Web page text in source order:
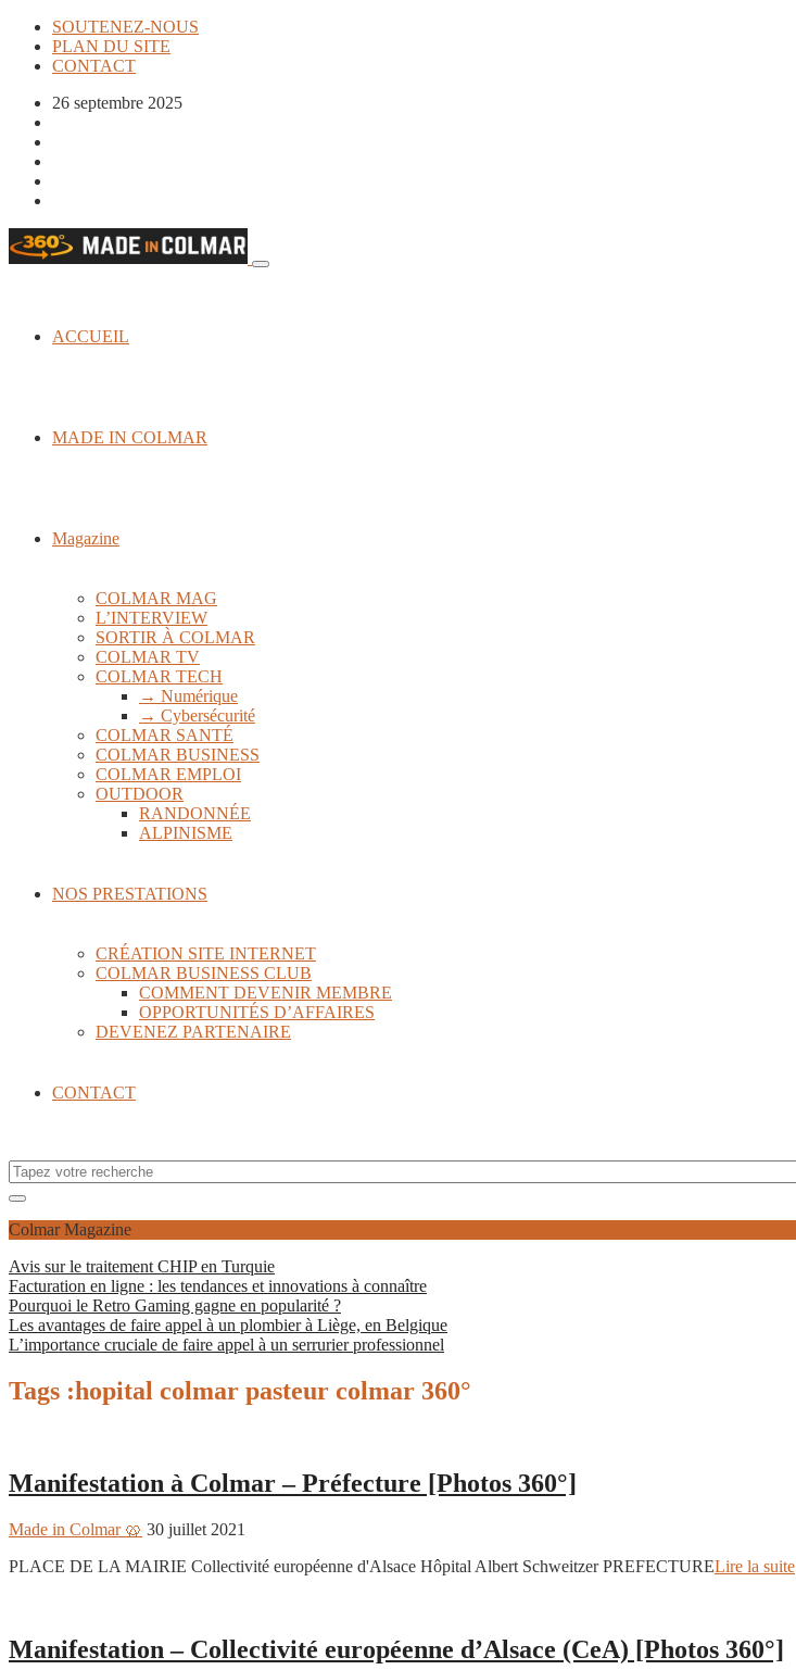
SOUTENEZ-NOUS
PLAN DU SITE
CONTACT
26 septembre 2025
ACCUEIL
MADE IN COLMAR
Magazine
COLMAR MAG
L’INTERVIEW
SORTIR À COLMAR
COLMAR TV
COLMAR TECH
→ Numérique
→ Cybersécurité
COLMAR SANTÉ
COLMAR BUSINESS
COLMAR EMPLOI
OUTDOOR
RANDONNÉE
ALPINISME
NOS PRESTATIONS
CRÉATION SITE INTERNET
COLMAR BUSINESS CLUB
COMMENT DEVENIR MEMBRE
OPPORTUNITÉS D’AFFAIRES
DEVENEZ PARTENAIRE
CONTACT
Colmar Magazine
Avis sur le traitement CHIP en Turquie
Facturation en ligne : les tendances et innovations à connaître
Pourquoi le Retro Gaming gagne en popularité ?
Les avantages de faire appel à un plombier à Liège, en Belgique
L’importance cruciale de faire appel à un serrurier professionnel
Tags :hopital colmar pasteur colmar 360°
Manifestation à Colmar – Préfecture [Photos 360°]
Made in Colmar 🥨 30 juillet 2021
PLACE DE LA MAIRIE Collectivité européenne d'Alsace Hôpital Albert Schweitzer PREFECTURELire la suite
Manifestation – Collectivité européenne d’Alsace (CeA) [Photos 360°]